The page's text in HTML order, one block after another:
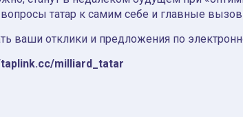
вопросы татар к самим себе и главные
ваши отклики и предложения по
milliard_tatar